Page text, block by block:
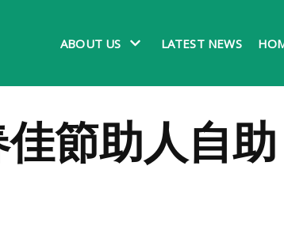
ABOUT US LATEST NEWS
節助人自助